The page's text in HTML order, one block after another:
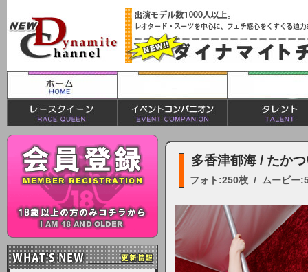
多香津郁海 / たか
フォト:250枚 / ムービー